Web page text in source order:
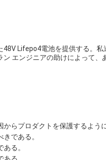
Lifepo4電池を提供する。
エンジニアの助けによって、
らプロダクトを保護するよう
である。
る。